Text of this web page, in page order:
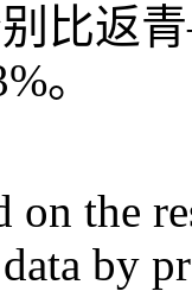
别比返
。
on the
by